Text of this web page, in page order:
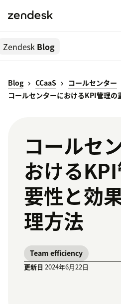
Zendesk Blog
Blog CCaaS
コールセンター
コールセンターにおけるKPI管理
コールセ
おける
要性と効
理方法
Team efficiency
更新日 2024年6月22日